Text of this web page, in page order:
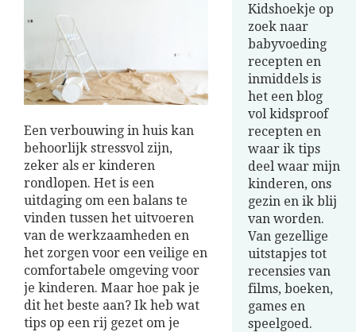
Een verbouwing in huis kan
behoorlijk stressvol zijn,
zeker als er kinderen
rondlopen. Het is een
uitdaging om een balans te
vinden tussen het uitvoeren
van de werkzaamheden en
het zorgen voor een veilige en
comfortabele omgeving voor
je kinderen. Maar hoe pak je
dit het beste aan? Ik heb wat
tips op een rij gezet om je
Kidshoekje op
zoek naar
babyvoeding
recepten en
inmiddels is
het een blog
vol kidsproof
recepten en
waar ik tips
deel waar mijn
kinderen, ons
gezin en ik blij
van worden.
Van gezellige
uitstapjes tot
recensies van
films, boeken,
games en
speelgoed.